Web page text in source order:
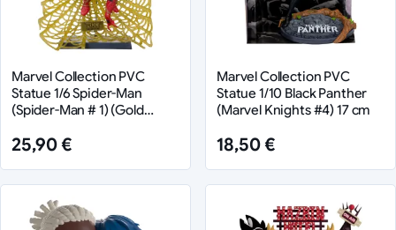
Marvel Collection PVC
Statue 1/6 Spider-Man
(Spider-Man # 1) (Gold
25,90 €
Marvel Collection PVC
Statue 1/10 Black Panther
(Marvel Knights #4) 17 cm
18,50 €